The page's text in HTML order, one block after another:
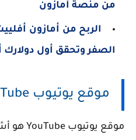
من منصة أمازون
الربح من أمازون
الصفر وتحقق أول دولارك
موقع يوتيوب YouTube
موقع يوتيوب YouTube
هو